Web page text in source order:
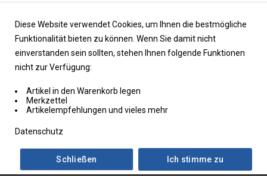
Diese Website verwendet Cookies, um Ihnen die bestmögliche
Funktionalität bieten zu können. Wenn Sie damit nicht
einverstanden sein sollten, stehen Ihnen folgende Funktionen
nicht zur Verfügung:
Artikel in den Warenkorb legen
Merkzettel
Artikelempfehlungen und vieles mehr
Datenschutz
Ich stimme zu
Schließen